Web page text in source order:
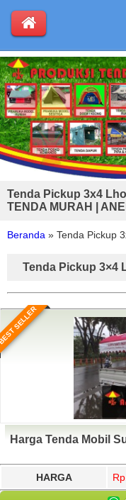
Tenda Pickup 3x4
TENDA MURAH |
Beranda » Tenda Pickup
Tenda Pickup 3×4
SELLER
Harga Tenda Mobil
HARGA Rp.